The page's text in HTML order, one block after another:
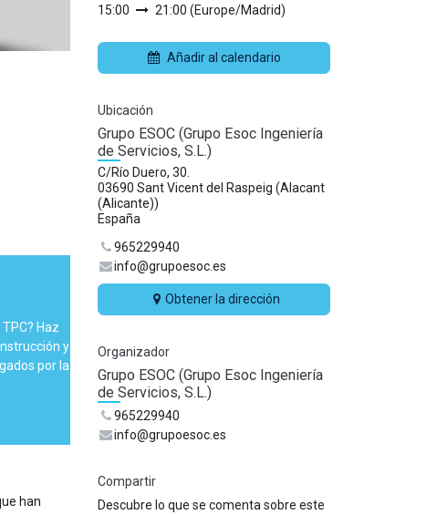
Haz
y
por la
han
15:00
21:00 (Europe/Madrid)
Añadir al calendario
Ubicación
Grupo ESOC (Grupo Esoc Ingeniería
de Servicios, S.L.)
C/Río Duero, 30.
03690 Sant Vicent del Raspeig (Alacant
(Alicante))
España
965229940
info@grupoesoc.es
Obtener la dirección
Organizador
Grupo ESOC (Grupo Esoc Ingeniería
de Servicios, S.L.)
965229940
info@grupoesoc.es
Compartir
Descubre lo que se comenta sobre este